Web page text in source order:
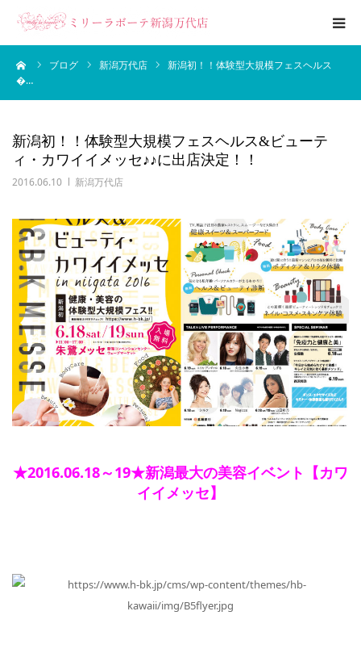
ブログ 新潟万代店
新潟初！！体験型大規模フェスヘルス
�…
新潟初！！体験型大規模フェスヘルス&ビューテ
ィ・カワイイメッセ♪♪に出店決定！！
2016.06.10 新潟万代店
★2016.06.18～19★新潟最大の美容イベント【カワ
イイメッセ】
エステメニュー
ブログ